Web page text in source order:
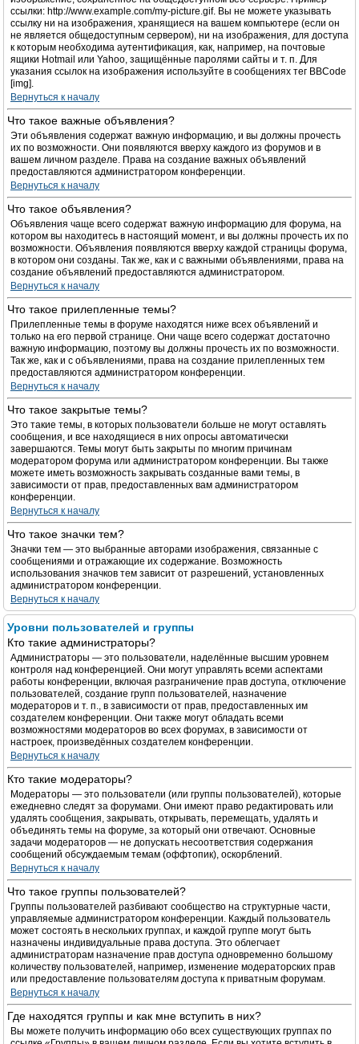
ссылки: http://www.example.com/my-picture.gif. Вы не можете указывать
ссылку ни на изображения, хранящиеся на вашем компьютере (если он
не является общедоступным сервером), ни на изображения, для доступа
к которым необходима аутентификация, как, например, на почтовые
ящики Hotmail или Yahoo, защищённые паролями сайты и т. п. Для
указания ссылок на изображения используйте в сообщениях тег BBCode
[img].
Вернуться к началу
Что такое важные объявления?
Эти объявления содержат важную информацию, и вы должны прочесть
их по возможности. Они появляются вверху каждого из форумов и в
вашем личном разделе. Права на создание важных объявлений
предоставляются администратором конференции.
Вернуться к началу
Что такое объявления?
Объявления чаще всего содержат важную информацию для форума, на
котором вы находитесь в настоящий момент, и вы должны прочесть их по
возможности. Объявления появляются вверху каждой страницы форума,
в котором они созданы. Так же, как и с важными объявлениями, права на
создание объявлений предоставляются администратором.
Вернуться к началу
Что такое прилепленные темы?
Прилепленные темы в форуме находятся ниже всех объявлений и
только на его первой странице. Они чаще всего содержат достаточно
важную информацию, поэтому вы должны прочесть их по возможности.
Так же, как и с объявлениями, права на создание прилепленных тем
предоставляются администратором конференции.
Вернуться к началу
Что такое закрытые темы?
Это такие темы, в которых пользователи больше не могут оставлять
сообщения, и все находящиеся в них опросы автоматически
завершаются. Темы могут быть закрыты по многим причинам
модератором форума или администратором конференции. Вы также
можете иметь возможность закрывать созданные вами темы, в
зависимости от прав, предоставленных вам администратором
конференции.
Вернуться к началу
Что такое значки тем?
Значки тем — это выбранные авторами изображения, связанные с
сообщениями и отражающие их содержание. Возможность
использования значков тем зависит от разрешений, установленных
администратором конференции.
Вернуться к началу
Уровни пользователей и группы
Кто такие администраторы?
Администраторы — это пользователи, наделённые высшим уровнем
контроля над конференцией. Они могут управлять всеми аспектами
работы конференции, включая разграничение прав доступа, отключение
пользователей, создание групп пользователей, назначение
модераторов и т. п., в зависимости от прав, предоставленных им
создателем конференции. Они также могут обладать всеми
возможностями модераторов во всех форумах, в зависимости от
настроек, произведённых создателем конференции.
Вернуться к началу
Кто такие модераторы?
Модераторы — это пользователи (или группы пользователей), которые
ежедневно следят за форумами. Они имеют право редактировать или
удалять сообщения, закрывать, открывать, перемещать, удалять и
объединять темы на форуме, за который они отвечают. Основные
задачи модераторов — не допускать несоответствия содержания
сообщений обсуждаемым темам (оффтопик), оскорблений.
Вернуться к началу
Что такое группы пользователей?
Группы пользователей разбивают сообщество на структурные части,
управляемые администратором конференции. Каждый пользователь
может состоять в нескольких группах, и каждой группе могут быть
назначены индивидуальные права доступа. Это облегчает
администраторам назначение прав доступа одновременно большому
количеству пользователей, например, изменение модераторских прав
или предоставление пользователям доступа к приватным форумам.
Вернуться к началу
Где находятся группы и как мне вступить в них?
Вы можете получить информацию обо всех существующих группах по